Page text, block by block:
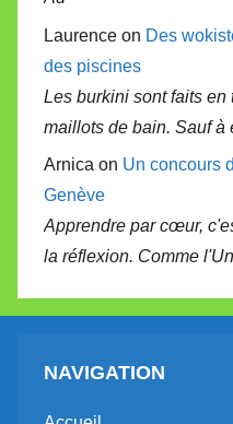
Laurence on Des
des piscines
Les burkini sont faits
maillots de bain. Sauf à
Arnica on Un concours
Genève
Apprendre par cœur,
la réflexion. Comme
NAVIGATION